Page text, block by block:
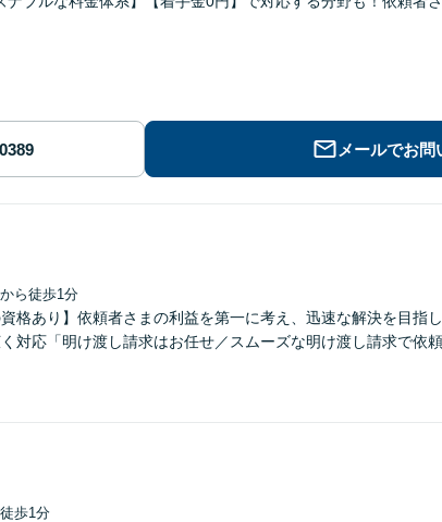
メールでお問
から徒歩1分
格あり】依頼者さまの利益を第一に考え、迅速な解決を目指
対応「明け渡し請求はお任せ／スムーズな明け渡し請求で依
歩1分